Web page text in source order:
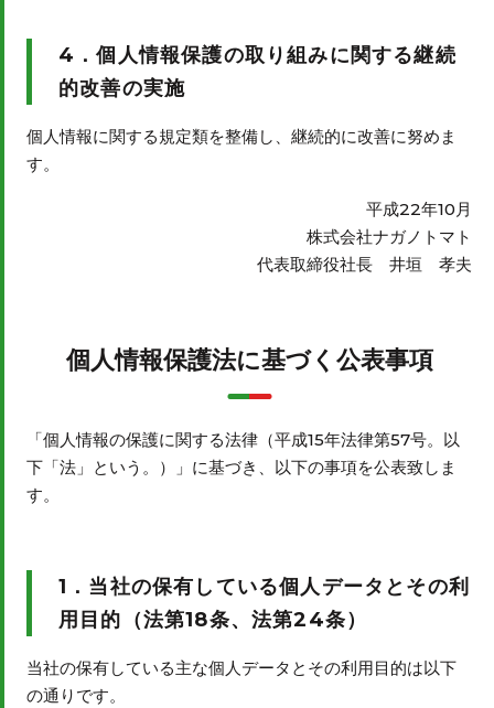
4．個人情報保護の取り組みに関する継続
的改善の実施
個人情報に関する規定類を整備し、継続的に改善に努めま
す。
平成22年10月
株式会社ナガノトマト
代表取締役社長 井垣 孝夫
個人情報保護法に基づく公表事項
「個人情報の保護に関する法律（平成15年法律第57号。以
下「法」という。）」に基づき、以下の事項を公表致しま
す。
1．当社の保有している個人データとその利
用目的（法第18条、法第24条）
当社の保有している主な個人データとその利用目的は以下
の通りです。